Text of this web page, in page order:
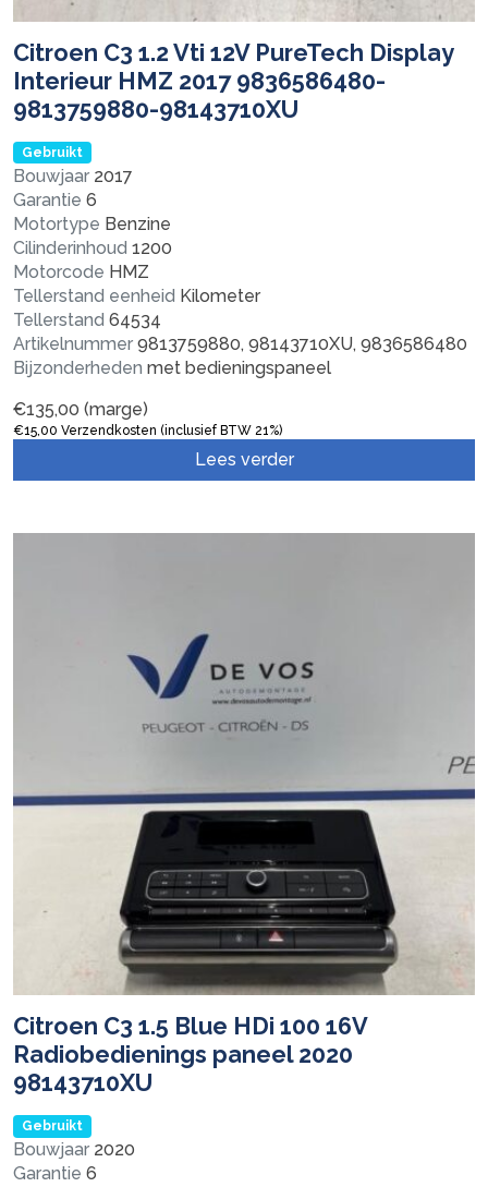
Citroen C3 1.2 Vti 12V PureTech Display
Interieur HMZ 2017 9836586480-
9813759880-98143710XU
Gebruikt
Bouwjaar 2017
Garantie 6
Motortype Benzine
Cilinderinhoud 1200
Motorcode HMZ
Tellerstand eenheid Kilometer
Tellerstand 64534
Artikelnummer 9813759880, 98143710XU, 9836586480
Bijzonderheden met bedieningspaneel
€135,00 (marge)
€15,00 Verzendkosten (inclusief BTW 21%)
Lees verder
Citroen C3 1.5 Blue HDi 100 16V
Radiobedienings paneel 2020
98143710XU
Gebruikt
Bouwjaar 2020
Garantie 6